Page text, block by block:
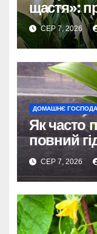
щастя»:
СЕР 7, 2026
ДОМАШНЄ
Як часто
повний
сезону та
СЕР 7, 2026